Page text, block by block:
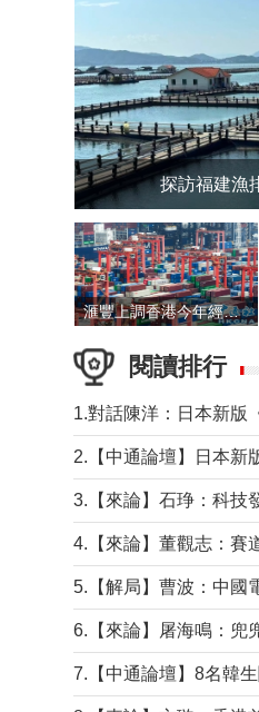
探訪福建漁
滙豐上調香港今年經濟增長預測至4.5%
閱讀排行
4.【來論】董觀志：賽